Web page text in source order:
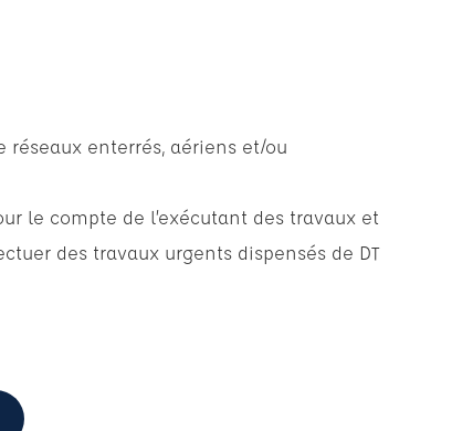
enterrés, aériens et/ou
le compte de l’exécutant des travaux et
des travaux urgents dispensés de DT